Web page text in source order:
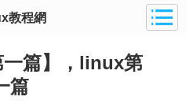
教程網
篇】，linux第
篇